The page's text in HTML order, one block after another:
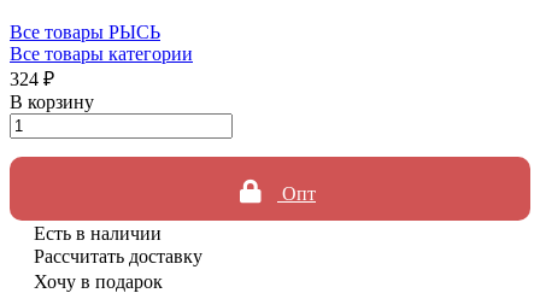
Все товары РЫСЬ
Все товары категории
324 ₽
В корзину
Опт
Есть в наличии
Рассчитать доставку
Хочу в подарок